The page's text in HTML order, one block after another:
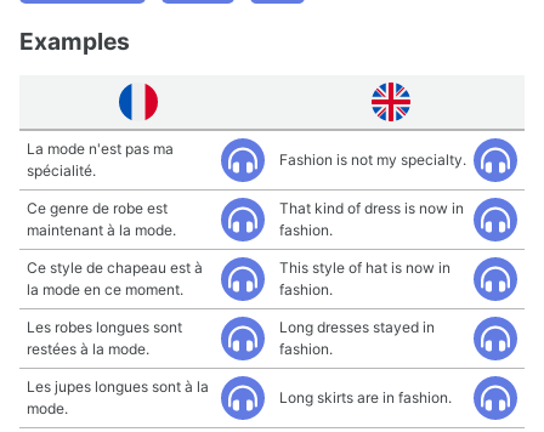
Examples
La mode n'est pas ma
spécialité.
Fashion is not my specialty.
Ce genre de robe est
maintenant à la mode.
That kind of dress is now in
fashion.
Ce style de chapeau est à
la mode en ce moment.
This style of hat is now in
fashion.
Les robes longues sont
restées à la mode.
Long dresses stayed in
fashion.
Les jupes longues sont à la
mode.
Long skirts are in fashion.